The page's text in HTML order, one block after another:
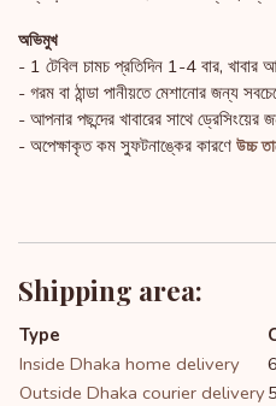
অভিমুখ
- 1 টেবিল চামচ প্রতিদিন 1-4 বার, খাবার
- গরম বা ঠান্ডা পানীয়তে মেশানোর জন্য
- আপনার পছন্দের খাবারের সাথে ড্রেসিংয়ের
- অপেক্ষাকৃত কম স্ফুটনাঙ্কের কারণে উচ্চ
Shipping area:
Type
Inside Dhaka home delivery
Outside Dhaka courier delivery